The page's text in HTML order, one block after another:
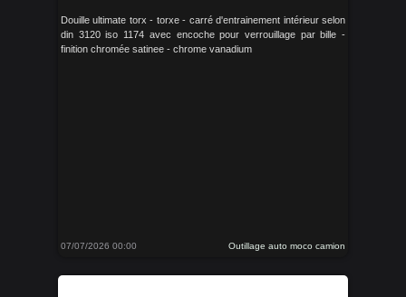
Douille ultimate torx - torxe - carré d'entrainement intérieur selon
din 3120 iso 1174 avec encoche pour verrouillage par bille -
finition chromée satinee - chrome vanadium
07/07/2026 00:00 Outillage auto moco camion